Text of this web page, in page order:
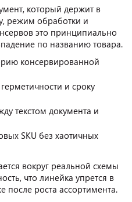
который держит в
режим обработки и
это принципиально
по названию товара.
консервированной
и сроку
текстом документа и
SKU без хаотичных
вокруг реальной схемы
что линейка упрется в
после роста ассортимента.